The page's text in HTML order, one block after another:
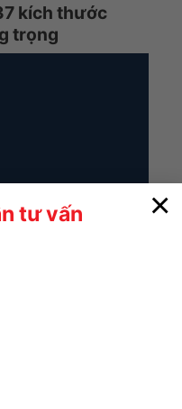
tư vấn ×
kích thước
trọng